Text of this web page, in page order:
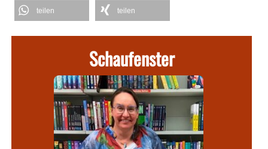
teilen teilen
Schaufenster